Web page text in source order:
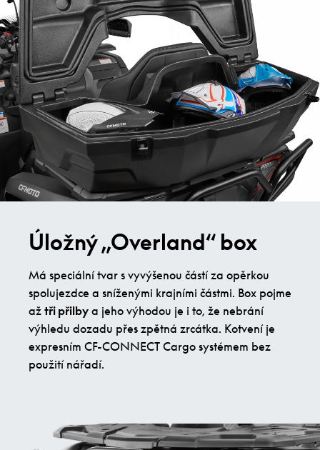
Úložný „Overland“ box
Má speciální tvar s vyvýšenou částí za opěrkou
spolujezdce a sníženými krajními částmi. Box pojme
až tři přilby a jeho výhodou je i to, že nebrání
výhledu dozadu přes zpětná zrcátka. Kotvení je
expresním CF-CONNECT Cargo systémem bez
použití nářadí.